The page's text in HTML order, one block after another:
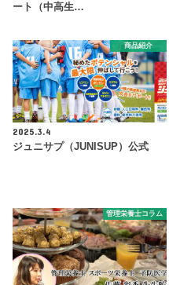
ート（中高生…
商品紹介
2025.3.4
ジュニサプ（JUNISUP）公式
管理栄養士コラム